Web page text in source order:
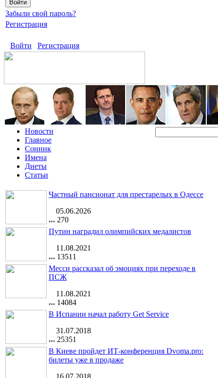
Забыли свой пароль?
Регистрация
Войти Регистрация
Новости
Главное
Сонник
Имена
Диеты
Статьи
Частный пансионат для престарелых в Одессе
05.06.2026
270
Путин наградил олимпийских медалистов
11.08.2021
13511
Месси рассказал об эмоциях при переходе в
ПСЖ
11.08.2021
14084
В Испании начал работу Get Service
31.07.2018
25351
В Киеве пройдет ИТ-конференция Dvoma.pro:
билеты уже в продаже
16.07.2018